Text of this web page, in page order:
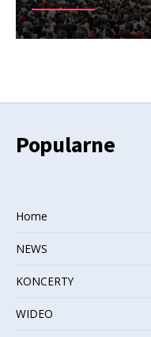
Popularne
Home
NEWS
KONCERTY
WIDEO